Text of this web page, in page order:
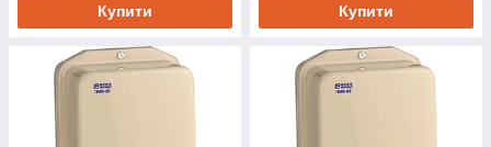
Купити Купити